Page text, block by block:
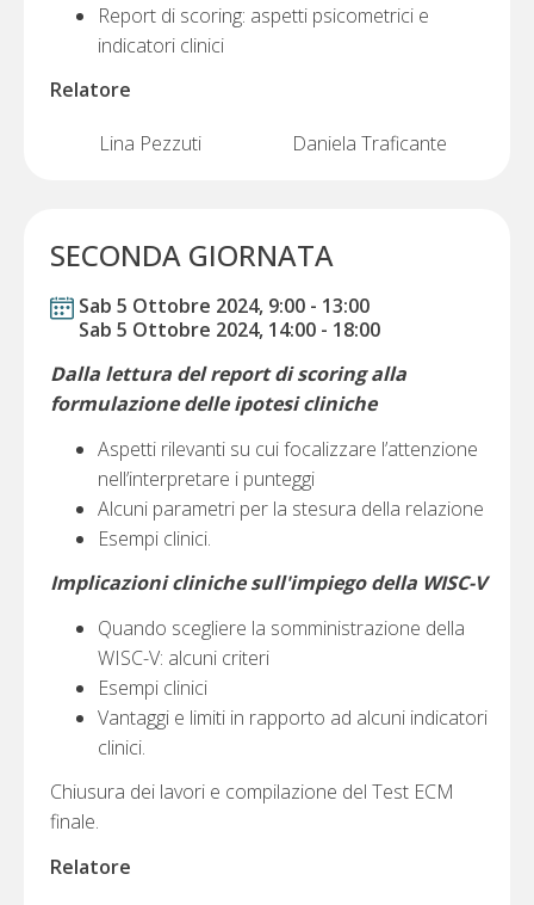
Report di scoring: aspetti psicometrici e
indicatori clinici
Relatore
Lina Pezzuti Daniela Traficante
SECONDA GIORNATA
Sab 5 Ottobre 2024, 9:00 - 13:00
Sab 5 Ottobre 2024, 14:00 - 18:00
Dalla lettura del report di scoring alla
formulazione delle ipotesi cliniche
Aspetti rilevanti su cui focalizzare l’attenzione
nell’interpretare i punteggi
Alcuni parametri per la stesura della relazione
Esempi clinici.
Implicazioni cliniche sull'impiego della WISC-V
Quando scegliere la somministrazione della
WISC-V: alcuni criteri
Esempi clinici
Vantaggi e limiti in rapporto ad alcuni indicatori
clinici.
Chiusura dei lavori e compilazione del Test ECM
finale.
Relatore